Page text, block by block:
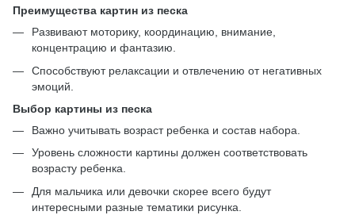
Преимущества картин из песка
Развивают моторику, координацию, внимание,
концентрацию и фантазию.
Способствуют релаксации и отвлечению от негативных
эмоций.
Выбор картины из песка
Важно учитывать возраст ребенка и состав набора.
Уровень сложности картины должен соответствовать
возрасту ребенка.
Для мальчика или девочки скорее всего будут
интересными разные тематики рисунка.